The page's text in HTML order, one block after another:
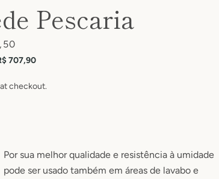
Pescaria
707,90
checkout.
Por sua melhor qualidade e resistência à umidade
pode ser usado também em áreas de lavabo e